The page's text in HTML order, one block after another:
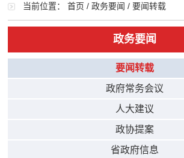
当前位置：首页 /政务要闻 /要闻转载
政务要闻
要闻转载
政府常务会议
人大建议
政协提案
省政府信息